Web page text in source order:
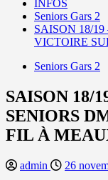
INFOS
Seniors Gars 2
SAISON 18/
VICTOIRE
Seniors Gars 2
SAISON 18/
SENIORS
FIL À
admin 26